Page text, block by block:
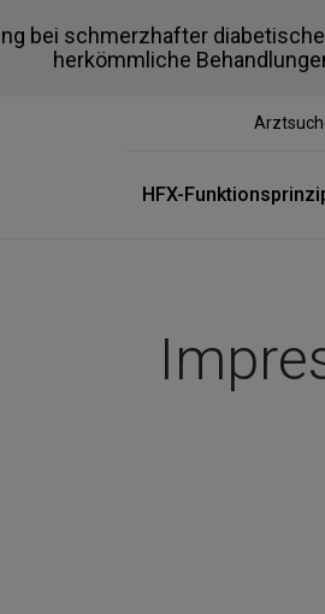
bei schmerzhafter
herkömmliche
HFX-